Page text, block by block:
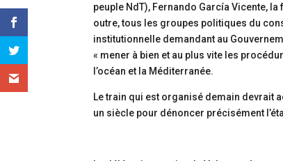
peuple NdT), Fernando García Vicente,
outre, tous les groupes politiques du
institutionnelle demandant au
« mener à bien et au plus vite les
l’océan et la Méditerranée.
Le train qui est organisé demain devrait
un siècle pour dénoncer précisément